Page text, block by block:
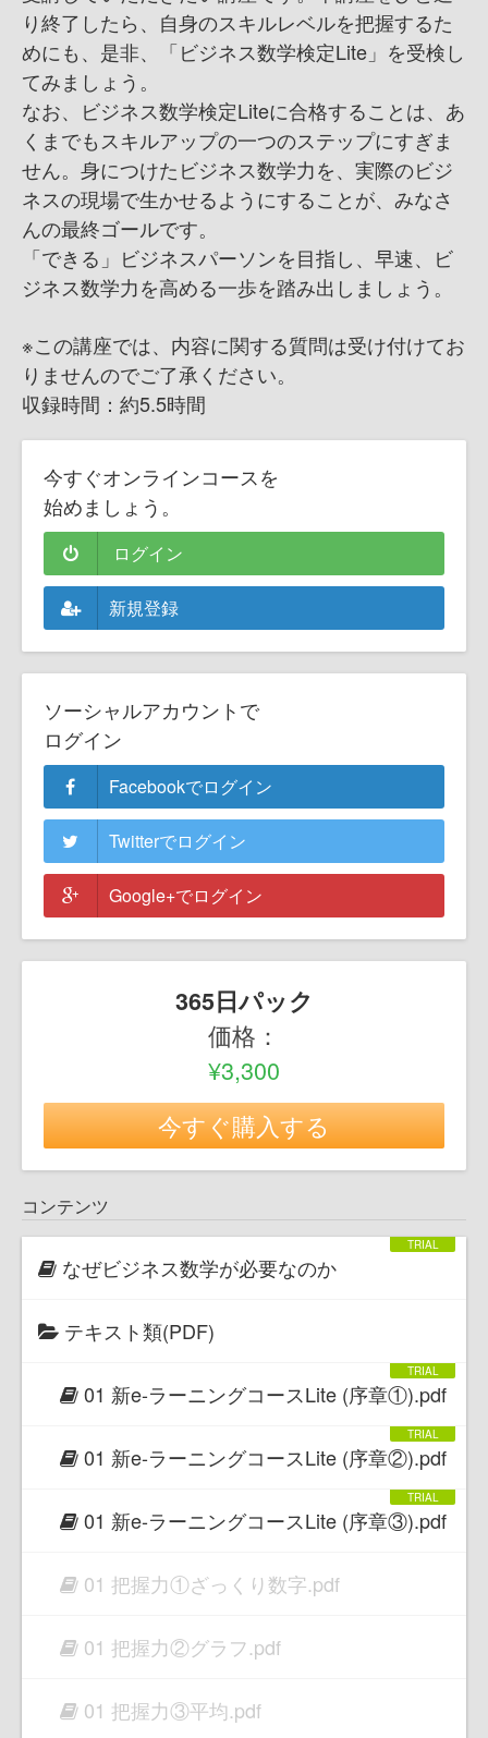
り終了したら、自身のスキルレベルを把握するた
めにも、是非、「ビジネス数学検定Lite」を受検し
てみましょう。
なお、ビジネス数学検定Liteに合格することは、あ
くまでもスキルアップの一つのステップにすぎま
せん。身につけたビジネス数学力を、実際のビジ
ネスの現場で生かせるようにすることが、みなさ
んの最終ゴールです。
「できる」ビジネスパーソンを目指し、早速、ビ
ジネス数学力を高める一歩を踏み出しましょう。
※この講座では、内容に関する質問は受け付けてお
りませんのでご了承ください。
収録時間：約5.5時間
今すぐオンラインコースを
始めましょう。
ログイン
新規登録
ソーシャルアカウントで
ログイン
Facebookでログイン
Twitterでログイン
Google+でログイン
365日パック
価格：
¥3,300
今すぐ購入する
コンテンツ
なぜビジネス数学が必要なのか
テキスト類(PDF)
01 新e-ラーニングコースLite (序章①).pdf
01 新e-ラーニングコースLite (序章②).pdf
01 新e-ラーニングコースLite (序章③).pdf
01 把握力①ざっくり数字.pdf
01 把握力②グラフ.pdf
01 把握力③平均.pdf